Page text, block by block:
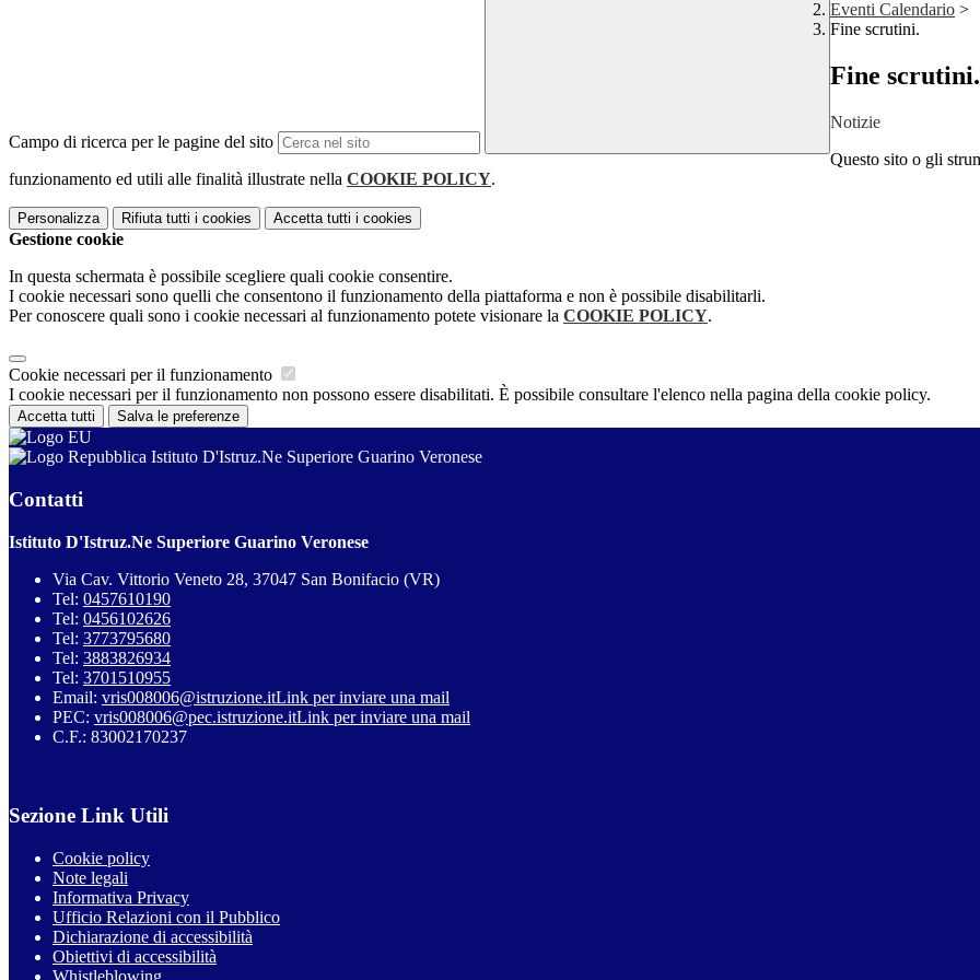
Campo di ricerca per le pagine del sito
Eventi Calendario >
Fine scrutini.
Fine scrutini.
Notizie
Questo sito o gli
funzionamento ed utili alle finalità illustrate nella COOKIE POLICY.
Personalizza Rifiuta tutti i cookies Accetta tutti i cookies
Gestione cookie
In questa schermata è possibile scegliere quali cookie consentire.
I cookie necessari sono quelli che consentono il funzionamento della piattaforma e non è possibile disabilitarli.
Per conoscere quali sono i cookie necessari al funzionamento potete visionare la COOKIE POLICY.
Cookie necessari per il funzionamento
I cookie necessari per il funzionamento non possono essere disabilitati. È possibile consultare l'elenco nella pagina della cookie policy.
Accetta tutti Salva le preferenze
Istituto D'Istruz.Ne Superiore Guarino Veronese
Contatti
Istituto D'Istruz.Ne Superiore Guarino Veronese
Via Cav. Vittorio Veneto 28, 37047 San Bonifacio (VR)
Tel: 0457610190
Tel: 0456102626
Tel: 3773795680
Tel: 3883826934
Tel: 3701510955
Email: vris008006@istruzione.itLink per inviare una mail
PEC: vris008006@pec.istruzione.itLink per inviare una mail
C.F.: 83002170237
Sezione Link Utili
Cookie policy
Note legali
Informativa Privacy
Ufficio Relazioni con il Pubblico
Dichiarazione di accessibilità
Obiettivi di accessibilità
Whistleblowing